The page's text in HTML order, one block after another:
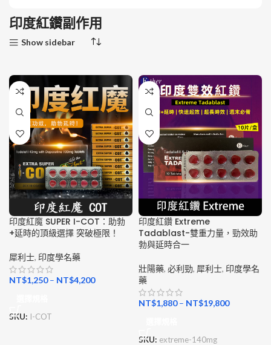
印度紅鑽副作用
Show sidebar
印度紅魔 SUPER I-COT：助勃
+延時的頂級選擇 突破極限！
犀利士, 印度學名藥
NT$1,250– NT$4,200
SKU: I-COT
印度紅鑽 Extreme
Tadablast-雙重力量，勁效助
勃與延時合一
壯陽藥, 必利勁, 犀利士, 印度學名
藥
NT$1,880– NT$19,800
SKU: extreme-140mg